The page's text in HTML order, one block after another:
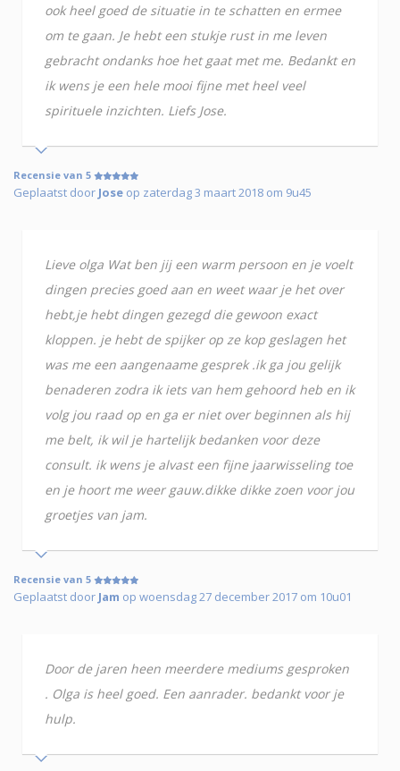
ook heel goed de situatie in te schatten en ermee
om te gaan. Je hebt een stukje rust in me leven
gebracht ondanks hoe het gaat met me. Bedankt en
ik wens je een hele mooi fijne met heel veel
spirituele inzichten. Liefs Jose.
Recensie van 5
Geplaatst door Jose op zaterdag 3 maart 2018 om 9u45
Lieve olga Wat ben jij een warm persoon en je voelt
dingen precies goed aan en weet waar je het over
hebt,je hebt dingen gezegd die gewoon exact
kloppen. je hebt de spijker op ze kop geslagen het
was me een aangenaame gesprek .ik ga jou gelijk
benaderen zodra ik iets van hem gehoord heb en ik
volg jou raad op en ga er niet over beginnen als hij
me belt, ik wil je hartelijk bedanken voor deze
consult. ik wens je alvast een fijne jaarwisseling toe
en je hoort me weer gauw.dikke dikke zoen voor jou
groetjes van jam.
Recensie van 5
Geplaatst door Jam op woensdag 27 december 2017 om 10u01
Door de jaren heen meerdere mediums gesproken
. Olga is heel goed. Een aanrader. bedankt voor je
hulp.